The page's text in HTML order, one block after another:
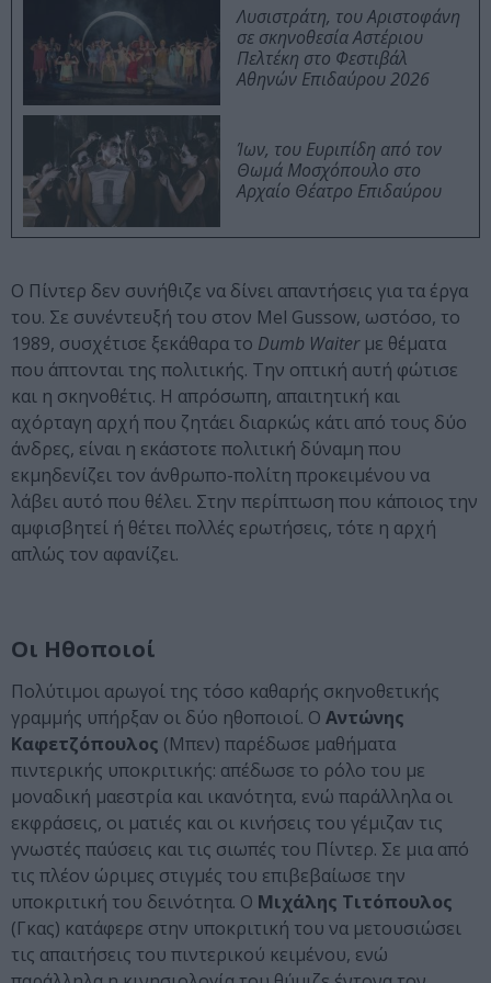
Λυσιστράτη, του Αριστοφάνη
σε σκηνοθεσία Αστέριου
Πελτέκη στο Φεστιβάλ
Αθηνών Επιδαύρου 2026
Ίων, του Ευριπίδη από τον
Θωμά Μοσχόπουλο στο
Αρχαίο Θέατρο Επιδαύρου
Ο Πίντερ δεν συνήθιζε να δίνει απαντήσεις για τα έργα
του. Σε συνέντευξή του στον Mel Gussow, ωστόσο, το
1989, συσχέτισε ξεκάθαρα το Dumb Waiter με θέματα
που άπτονται της πολιτικής. Την οπτική αυτή φώτισε
και η σκηνοθέτις. Η απρόσωπη, απαιτητική και
αχόρταγη αρχή που ζητάει διαρκώς κάτι από τους δύο
άνδρες, είναι η εκάστοτε πολιτική δύναμη που
εκμηδενίζει τον άνθρωπο-πολίτη προκειμένου να
λάβει αυτό που θέλει. Στην περίπτωση που κάποιος την
αμφισβητεί ή θέτει πολλές ερωτήσεις, τότε η αρχή
απλώς τον αφανίζει.
Οι Ηθοποιοί
Πολύτιμοι αρωγοί της τόσο καθαρής σκηνοθετικής
γραμμής υπήρξαν οι δύο ηθοποιοί. Ο Αντώνης
Καφετζόπουλος (Μπεν) παρέδωσε μαθήματα
πιντερικής υποκριτικής: απέδωσε το ρόλο του με
μοναδική μαεστρία και ικανότητα, ενώ παράλληλα οι
εκφράσεις, οι ματιές και οι κινήσεις του γέμιζαν τις
γνωστές παύσεις και τις σιωπές του Πίντερ. Σε μια από
τις πλέον ώριμες στιγμές του επιβεβαίωσε την
υποκριτική του δεινότητα. Ο Μιχάλης Τιτόπουλος
(Γκας) κατάφερε στην υποκριτική του να μετουσιώσει
τις απαιτήσεις του πιντερικού κειμένου, ενώ